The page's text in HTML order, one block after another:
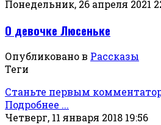
Понедельник, 26 апреля 2021
О девочке Люсеньке
Опубликовано в Рассказы
Теги
Станьте первым
Подробнее ...
Четверг, 11 января 2018 19:56